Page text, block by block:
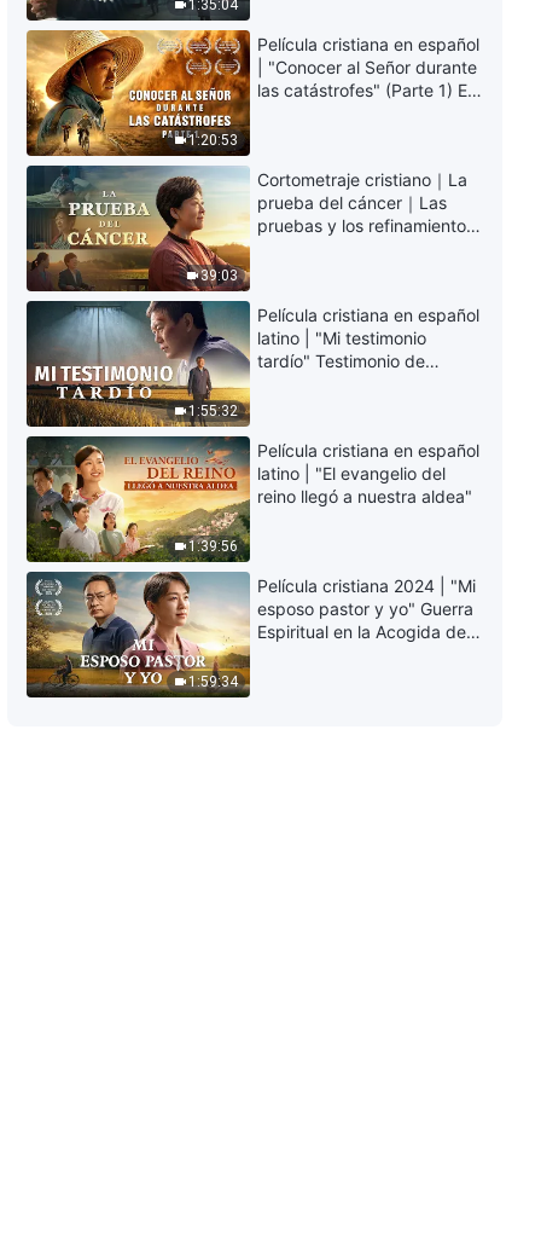
11:37
7:13
Palabras diarias de Dios:
Conocer a Dios | Fragmento 105
14:36
Palabras diarias de Dios:
Conocer a Dios | Fragmento 106
6:12
Palabras diarias de Dios:
Conocer a Dios | Fragmento 107
10:03
Palabras diarias de Dios:
Conocer a Dios | Fragmento 108
7:13
Palabras diarias de Dios:
Conocer a Dios | Fragmento 109
1:35:04
1:20:53
Película cristiana en español
| "Conocer al Señor durante
las catástrofes" (Parte 1) El
39:03
Cortometraje cristiano｜La
prueba del cáncer｜Las
pruebas y los refinamientos
1:55:32
Película cristiana en español
latino | "Mi testimonio
tardío" Testimonio de
1:39:56
Película cristiana en español
latino | "El evangelio del
reino llegó a nuestra aldea"
1:59:34
Película cristiana 2024 | "Mi
esposo pastor y yo" Guerra
Espiritual en la Acogida del